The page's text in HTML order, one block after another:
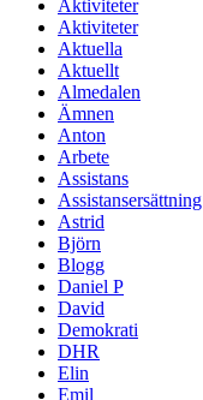
Aktiviteter
Aktiviteter
Aktuella
Aktuellt
Almedalen
Ämnen
Anton
Arbete
Assistans
Assistansersättning
Astrid
Björn
Blogg
Daniel P
David
Demokrati
DHR
Elin
Emil